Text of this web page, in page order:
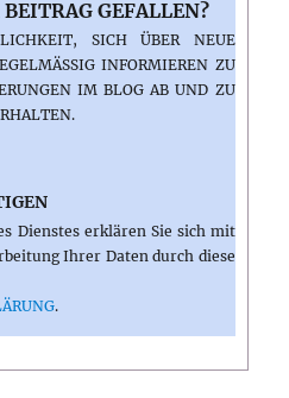
GEFALLEN?
SICH ÜBER NEUE
INFORMIEREN ZU L
IM BLOG AB UND ZU E
Dienstes erklären Sie sich mit
Ihrer Daten durch diese
.